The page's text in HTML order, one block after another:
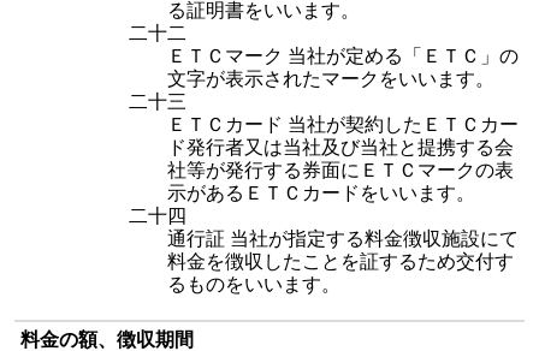
る証明書をいいます。
二十二
ＥＴＣマーク 当社が定める「ＥＴＣ」の
文字が表示されたマークをいいます。
二十三
ＥＴＣカード 当社が契約したＥＴＣカー
ド発行者又は当社及び当社と提携する会
社等が発行する券面にＥＴＣマークの表
示があるＥＴＣカードをいいます。
二十四
通行証 当社が指定する料金徴収施設にて
料金を徴収したことを証するため交付す
るものをいいます。
料金の額、徴収期間